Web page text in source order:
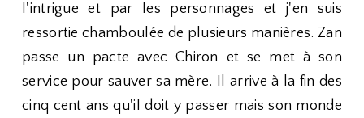
l'intrigue et par les personnages et j'en suis
ressortie chamboulée de plusieurs manières. Zan
passe un pacte avec Chiron et se met à son
service pour sauver sa mère. Il arrive à la fin des
cinq cent ans qu'il doit y passer mais son monde